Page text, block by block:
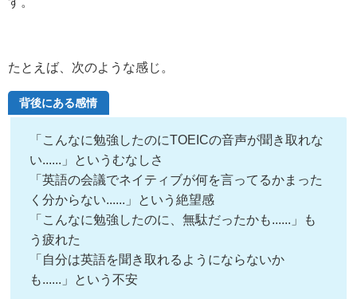
たとえば、次のような感じ。
背後にある感情
「こんなに勉強したのにTOEICの音声が聞き取れな
い......」というむなしさ
「英語の会議でネイティブが何を言ってるかまった
く分からない......」という絶望感
「こんなに勉強したのに、無駄だったかも......」も
う疲れた
「自分は英語を聞き取れるようにならないか
も......」という不安